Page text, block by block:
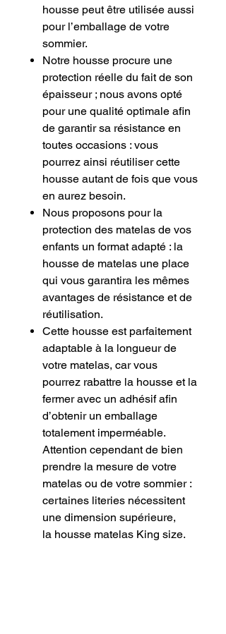
housse peut être utilisée aussi
pour l’emballage de votre
sommier.
Notre housse procure une
protection réelle du fait de son
épaisseur ; nous avons opté
pour une qualité optimale afin
de garantir sa résistance en
toutes occasions : vous
pourrez ainsi réutiliser cette
housse autant de fois que vous
en aurez besoin.
Nous proposons pour la
protection des matelas de vos
enfants un format adapté : la
housse de matelas une place
qui vous garantira les mêmes
avantages de résistance et de
réutilisation.
Cette housse est parfaitement
adaptable à la longueur de
votre matelas, car vous
pourrez rabattre la housse et la
fermer avec un adhésif afin
d’obtenir un emballage
totalement imperméable.
Attention cependant de bien
prendre la mesure de votre
matelas ou de votre sommier :
certaines literies nécessitent
une dimension supérieure,
la housse matelas King size.